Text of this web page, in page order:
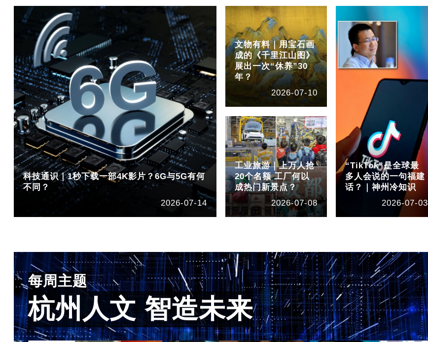
科技通识｜1秒下载一部4K影片？6G与5G有何
不同？
2026-07-14
文物有料｜用宝石画
成的《千里江山图》
展出一次“休养”30
年？
2026-07-10
工业旅游｜上万人抢
20个名额 工厂何以
成热门新景点？
2026-07-08
“TikTok”是全球最
多人会说的一句福建
话？｜神州冷知识
2026-07-03
每周主题
杭州人文 智造未来